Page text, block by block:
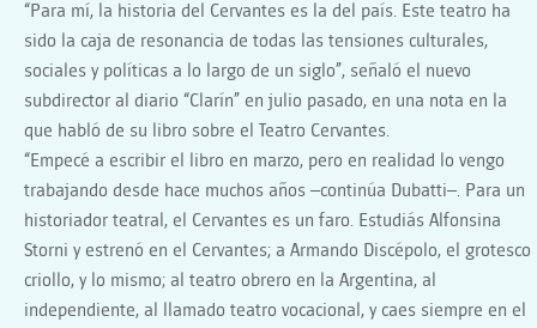
“Para mí, la historia del Cervantes es la del país. Este teatro ha
sido la caja de resonancia de todas las tensiones culturales,
sociales y políticas a lo largo de un siglo”, señaló el nuevo
subdirector al diario “Clarín” en julio pasado, en una nota en la
que habló de su libro sobre el Teatro Cervantes.
“Empecé a escribir el libro en marzo, pero en realidad lo vengo
trabajando desde hace muchos años –continúa Dubatti–. Para un
historiador teatral, el Cervantes es un faro. Estudiás Alfonsina
Storni y estrenó en el Cervantes; a Armando Discépolo, el grotesco
criollo, y lo mismo; al teatro obrero en la Argentina, al
independiente, al llamado teatro vocacional, y caes siempre en el